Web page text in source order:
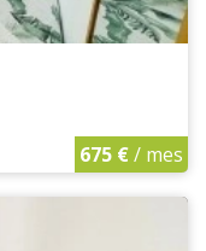
675 €/ mes